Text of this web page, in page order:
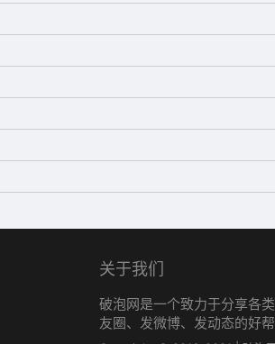
关于我们
破泡网是一个致力于分享各
友圈、发微博、发动态的好帮